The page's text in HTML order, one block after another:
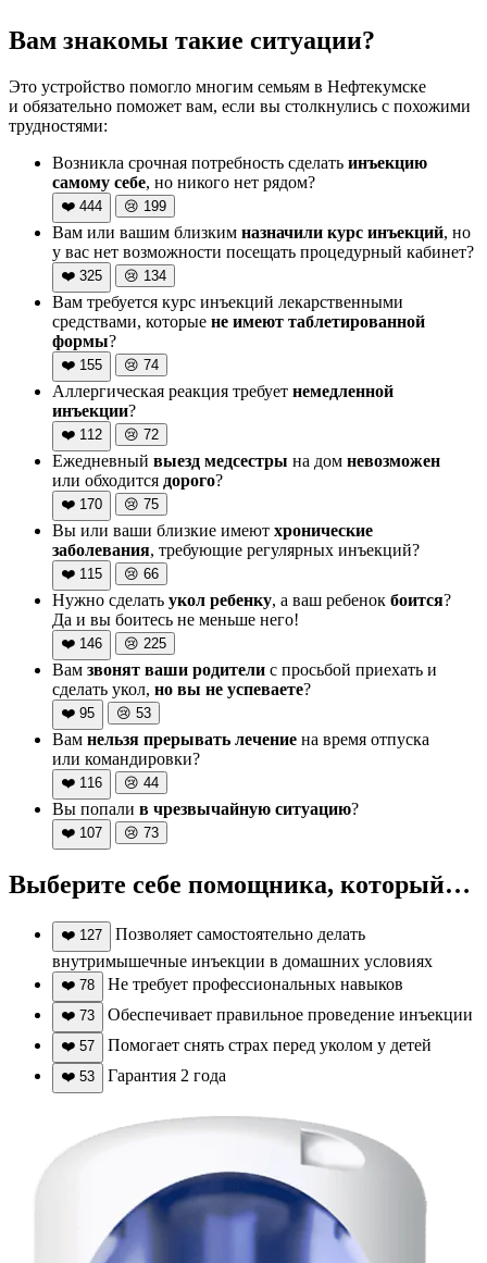
Вам знакомы такие ситуации?
Это устройство помогло многим семьям в Нефтекумске
и обязательно поможет вам, если вы столкнулись с похожими
трудностями:
Возникла срочная потребность сделать инъекцию
самому себе, но никого нет рядом?
❤️ 444 😢 199
Вам или вашим близким назначили курс инъекций, но
у вас нет возможности посещать процедурный кабинет?
❤️ 325 😢 134
Вам требуется курс инъекций лекарственными
средствами, которые не имеют таблетированной
формы?
❤️ 155 😢 74
Аллергическая реакция требует немедленной
инъекции?
❤️ 112 😢 72
Ежедневный выезд медсестры на дом невозможен
или обходится дорого?
❤️ 170 😢 75
Вы или ваши близкие имеют хронические
заболевания, требующие регулярных инъекций?
❤️ 115 😢 66
Нужно сделать укол ребенку, а ваш ребенок боится?
Да и вы боитесь не меньше него!
❤️ 146 😢 225
Вам звонят ваши родители с просьбой приехать и
сделать укол, но вы не успеваете?
❤️ 95 😢 53
Вам нельзя прерывать лечение на время отпуска
или командировки?
❤️ 116 😢 44
Вы попали в чрезвычайную ситуацию?
❤️ 107 😢 73
Выберите себе помощника, который…
❤️ 127
Позволяет самостоятельно делать
внутримышечные инъекции в домашних условиях
❤️ 78 Не требует профессиональных навыков
❤️ 73 Обеспечивает правильное проведение инъекции
❤️ 57 Помогает снять страх перед уколом у детей
❤️ 53 Гарантия 2 года